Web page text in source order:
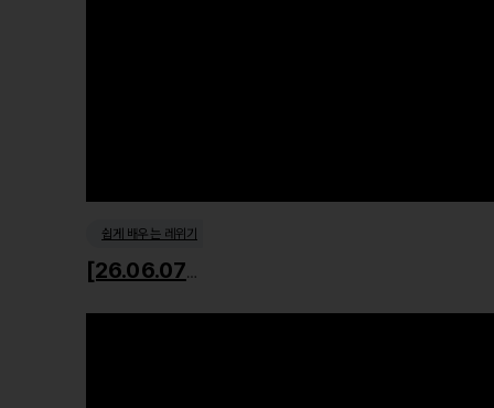
쉽게 배우는 레위기
[26.06.07] 거룩한 사회윤리1